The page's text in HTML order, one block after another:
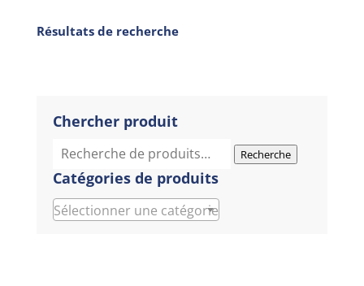
Résultats de recherche
Chercher produit
Recherche
pour :
Recherche
Catégories de produits
Sélectionner une catégorie